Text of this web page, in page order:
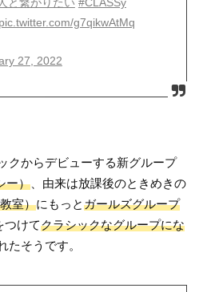
と繋がりたい #CLASSy
pic.twitter.com/g7qikwAtMq
27, 2022
クからデビューする新グループ
ー） 、由来は放課後のときめきの
室）にもっとガールズグループ
つけてクラシックなグループにな
たそうです。